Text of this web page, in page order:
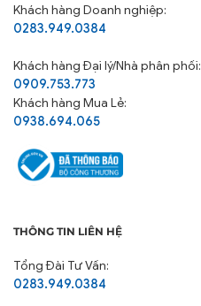
Khách hàng Doanh nghiệp:
0283.949.0384
Khách hàngĐại lý/Nhà phân phối:
0909.753.773
Khách hàng Mua Lẻ:
0938.694.065
THÔNG TIN LIÊN HỆ
Tổng Đài Tư Vấn:
0283.949.0384